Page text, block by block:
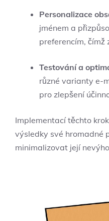
Personalizace
jménem a
preferencím,
Testování a
různé varianty e-
pro zlepšení
Implementací těchto
výsledky své hromadné
minimalizovat její